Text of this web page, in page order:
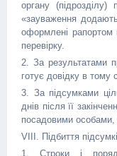
органу (підрозділу)
«зауваження
оформлені рапортом
перевірку.
2. За результатами
готує довідку в тому
3. За підсумками
днів після її
посадовими особами,
VIII. Підбиття
1. Строки і